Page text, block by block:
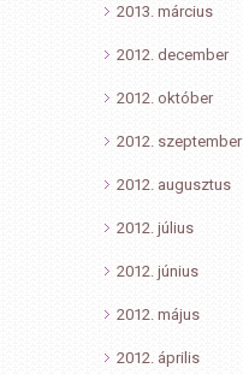
2013. március
2012. december
2012. október
2012. szeptember
2012. augusztus
2012. július
2012. június
2012. május
2012. április